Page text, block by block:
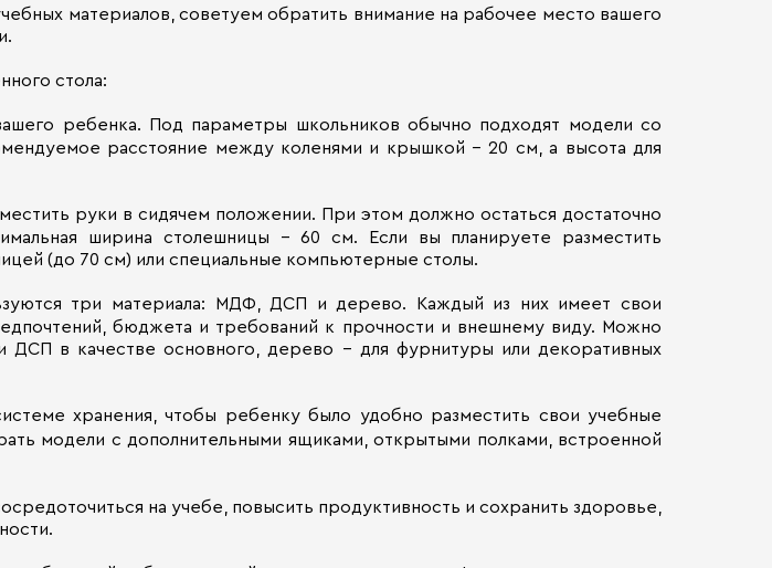
материалов, советуем обратить внимание на рабочее место вашего
стола:
ребенка. Под параметры школьников обычно подходят модели со
расстояние между коленями и крышкой – 20 см, а высота для
руки в сидячем положении. При этом должно остаться достаточно
ширина столешницы – 60 см. Если вы планируете разместить
(до 70 см) или специальные компьютерные столы.
три материала: МДФ, ДСП и дерево. Каждый из них имеет свои
бюджета и требований к прочности и внешнему виду. Можно
в качестве основного, дерево – для фурнитуры или декоративных
хранения, чтобы ребенку было удобно разместить свои учебные
модели с дополнительными ящиками, открытыми полками, встроенной
на учебе, повысить продуктивность и сохранить здоровье,